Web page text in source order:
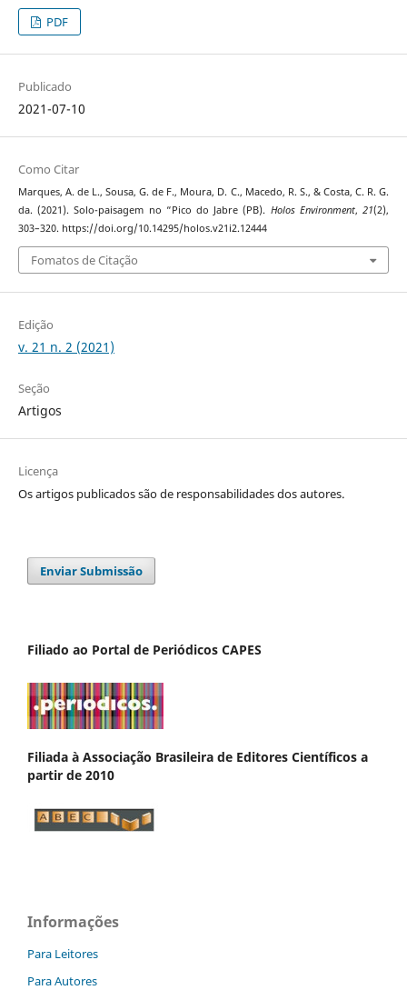
PDF
Publicado
2021-07-10
Como Citar
Marques, A. de L., Sousa, G. de F., Moura, D. C., Macedo, R. S., & Costa, C. R. G.
da. (2021). Solo-paisagem no “Pico do Jabre (PB). Holos Environment,21(2),
303–320. https://doi.org/10.14295/holos.v21i2.12444
Fomatos de Citação
Edição
v. 21 n. 2 (2021)
Seção
Artigos
Licença
Os artigos publicados são de responsabilidades dos autores.
Enviar Submissão
Filiado ao Portal de Periódicos CAPES
Filiada à Associação Brasileira de Editores Científicos a
partir de 2010
Informações
Para Leitores
Para Autores